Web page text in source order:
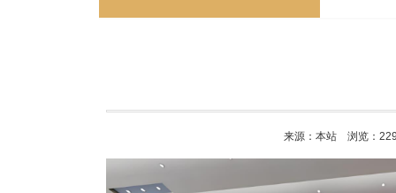
来源：本站 浏览：